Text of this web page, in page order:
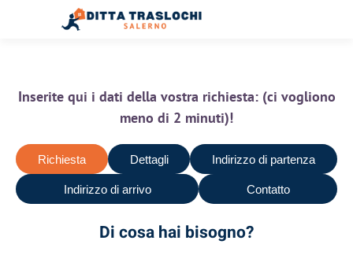
Inserite qui i dati della vostra richiesta: (ci vogliono
meno di 2 minuti)!
Richiesta Dettagli Indirizzo di partenza
Indirizzo di arrivo Contatto
Di cosa hai bisogno?